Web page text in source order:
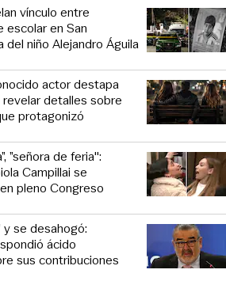
vínculo entre
escolar en San
del niño Alejandro Águila
actor destapa
detalles sobre
protagonizó
”señora de feria":
Campillai se
pleno Congreso
y se desahogó:
ácido
sus contribuciones